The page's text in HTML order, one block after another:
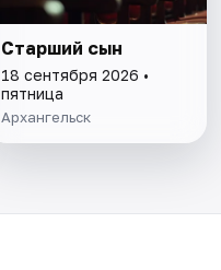
Старший сын
18 сентября 2026 •
пятница
Архангельск